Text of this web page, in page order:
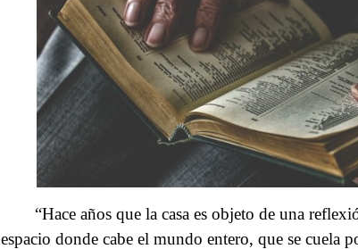
“Hace años que la casa es objeto de una
espacio donde cabe el mundo entero, que se cuela